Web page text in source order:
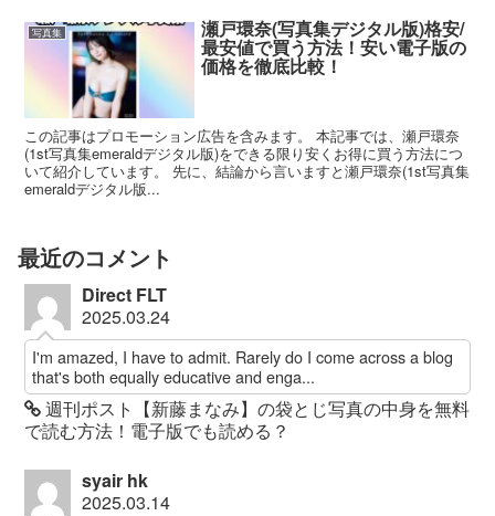
写真集 瀬戸環奈(写真集デジタル版)格安/
最安値で買う方法！安い電子版の
価格を徹底比較！
この記事はプロモーション広告を含みます。 本記事では、瀬戸環奈
(1st写真集emeraldデジタル版)をできる限り安くお得に買う方法につ
いて紹介しています。 先に、結論から言いますと瀬戸環奈(1st写真集
emeraldデジタル版...
最近のコメント
Direct FLT
2025.03.24
I'm amazed, I have to admit. Rarely do I come across a blog
that's both equally educative and enga...
週刊ポスト【新藤まなみ】の袋とじ写真の中身を無料
で読む方法！電子版でも読める？
syair hk
2025.03.14